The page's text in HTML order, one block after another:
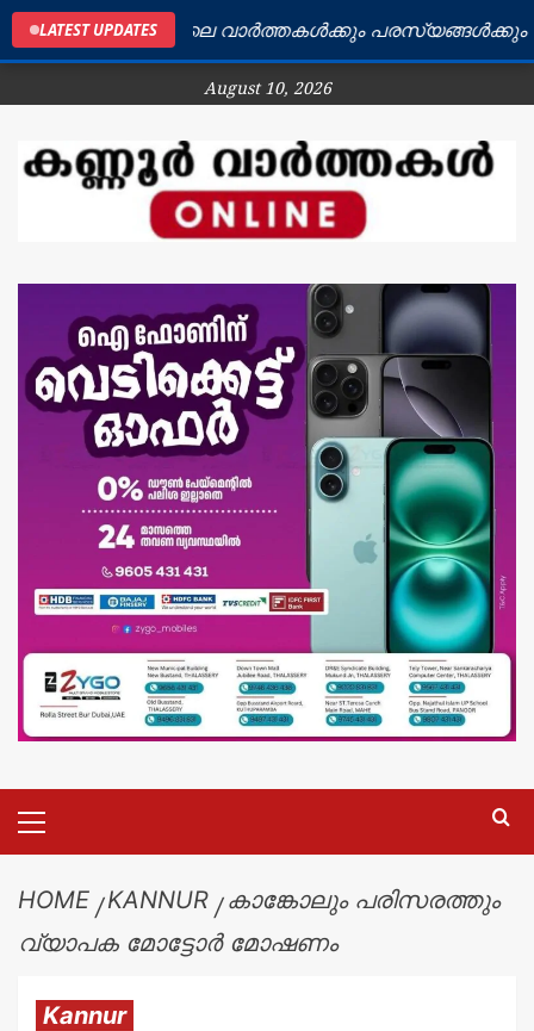
LATEST UPDATES
ജില്ലയിലെ വാർത്തകൾക്കും പരസ്യങ്ങൾക്കും
August 10, 2026
HOME KANNUR
കാങ്കോലും പരിസരത്തും
വ്യാപക മോട്ടോർ മോഷണം
Kannur